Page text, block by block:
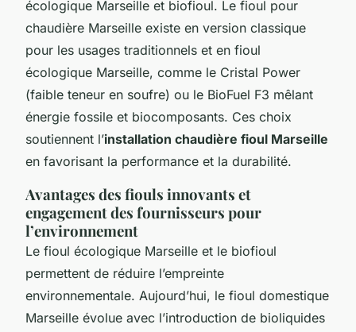
écologique Marseille et biofioul. Le fioul pour
chaudière Marseille existe en version classique
pour les usages traditionnels et en fioul
écologique Marseille, comme le Cristal Power
(faible teneur en soufre) ou le BioFuel F3 mêlant
énergie fossile et biocomposants. Ces choix
soutiennent l’installation chaudière fioul Marseille
en favorisant la performance et la durabilité.
Avantages des fiouls innovants et
engagement des fournisseurs pour
l’environnement
Le fioul écologique Marseille et le biofioul
permettent de réduire l’empreinte
environnementale. Aujourd’hui, le fioul domestique
Marseille évolue avec l’introduction de bioliquides